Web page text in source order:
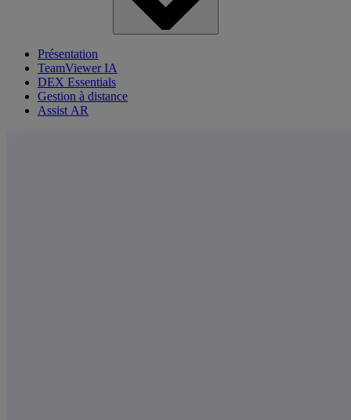
Présentation
TeamViewer IA
DEX Essentials
Gestion à distance
Assist AR